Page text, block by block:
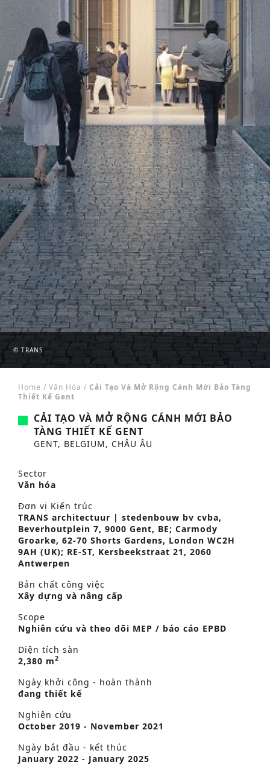
© TRANS
Home / Văn Hóa / Cải Tạo Và Mở Rộng Cánh Mới Bảo Tàng
Thiết Kế Gent
CẢI TẠO VÀ MỞ RỘNG CÁNH MỚI BẢO
TÀNG THIẾT KẾ GENT
GENT, BELGIUM, CHÂU ÂU
Sector
Văn hóa
Đơn vị Kiến trúc
TRANS architectuur | stedenbouw bv cvba,
Beverhoutplein 7, 9000 Gent, BE; Carmody
Groarke, 62-70 Shorts Gardens, London WC2H
9AH (UK); RE-ST, Kersbeekstraat 21, 2060
Antwerpen
Bản chất công việc
Xây dựng và nâng cấp
Scope
Nghiên cứu và theo dõi MEP / báo cáo EPBD
Diện tích sàn
2,380 m2
Ngày khởi công - hoàn thành
đang thiết kế
Nghiên cứu
October 2019 - November 2021
Ngày bắt đầu - kết thúc
January 2022 - January 2025